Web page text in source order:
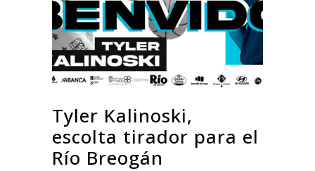
Tyler Kalinoski,
escolta tirador para el
Río Breogán